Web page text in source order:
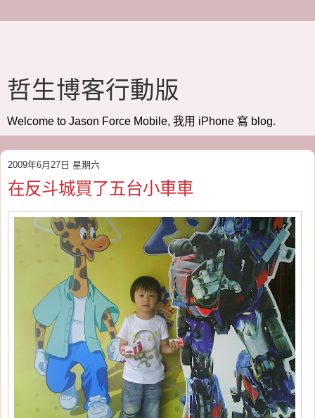
哲生博客行動版
Welcome to Jason Force Mobile, 我用 iPhone 寫 blog.
2009年6月27日 星期六
在反斗城買了五台小車車